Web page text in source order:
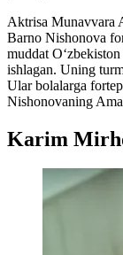
Aktrisa Munavvara
Barno Nishonova
muddat
ishlagan. Uning
Ular bolalarga
Nishonovaning
Karim